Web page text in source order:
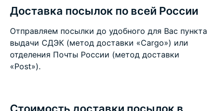
Доставка посылок по всей России
Отправляем посылки до удобного для Вас пункта
выдачи СДЭК (метод доставки «Cargo») или
отделения Почты России (метод доставки
«Post»).
Стоимость доставки посылок в